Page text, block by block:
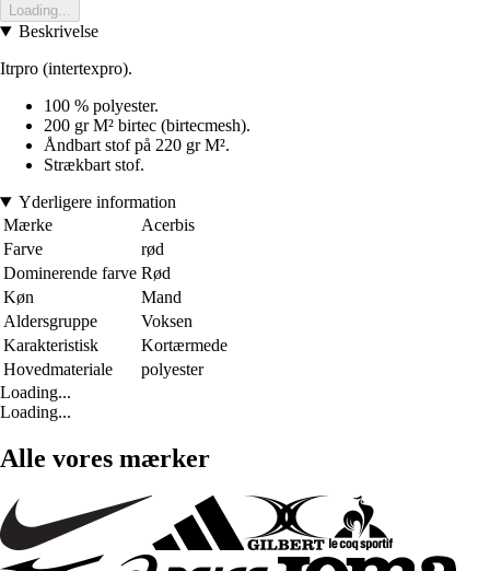
Loading...
Beskrivelse
Itrpro (intertexpro).
100 % polyester.
200 gr M² birtec (birtecmesh).
Åndbart stof på 220 gr M².
Strækbart stof.
Yderligere information
Mærke
Acerbis
Farve
rød
Dominerende farve Rød
Køn
Mand
Aldersgruppe
Voksen
Karakteristisk
Kortærmede
Hovedmateriale
polyester
Loading...
Loading...
Alle vores mærker